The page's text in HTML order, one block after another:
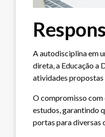
A autodisciplina em
direta, a Educação a
atividades propostas
O compromisso com
estudos, garantindo
portas para diversas